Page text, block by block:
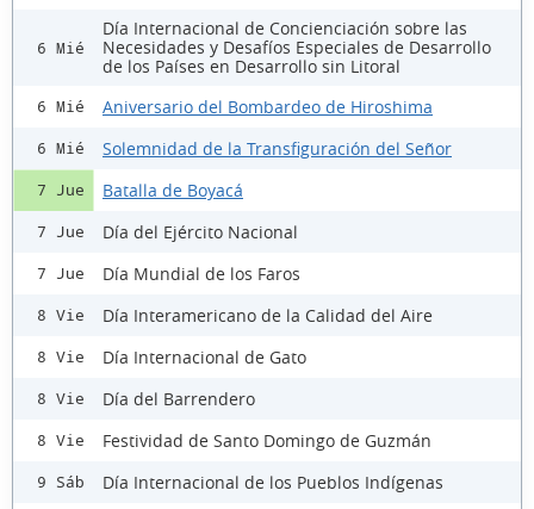
6 Mié
Día Internacional de Concienciación sobre las
Necesidades y Desafíos Especiales de Desarrollo
de los Países en Desarrollo sin Litoral
6 Mié Aniversario del Bombardeo de Hiroshima
6 Mié Solemnidad de la Transfiguración del Señor
7 Jue Batalla de Boyacá
7 Jue Día del Ejército Nacional
7 Jue Día Mundial de los Faros
8 Vie Día Interamericano de la Calidad del Aire
8 Vie Día Internacional de Gato
8 Vie Día del Barrendero
8 Vie Festividad de Santo Domingo de Guzmán
9 Sáb Día Internacional de los Pueblos Indígenas